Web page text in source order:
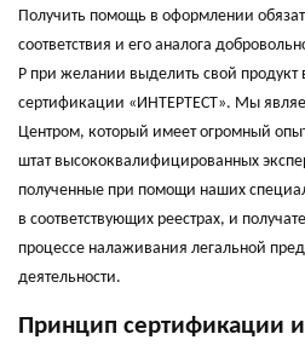
Получить помощь в оформлении
соответствия и его аналога
Р при желании выделить свой продукт
сертификации «ИНТЕРТЕСТ». Мы
Центром, который имеет огромный
штат высококвалифицированных
полученные при помощи наших
в соответствующих реестрах, и
процессе налаживания легальной
деятельности.
Принцип сертификации